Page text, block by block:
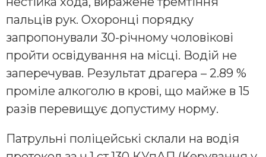
пальців рук. Охоронці порядку
запропонували 30-річному чоловікові
пройти освідування на місці. Водій не
заперечував. Результат драгера – 2.89 %
проміле алкоголю в крові, що майже в 15
разів перевищує допустиму норму.
Патрульні поліцейські склали на водія